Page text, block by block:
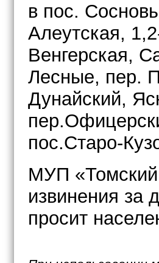
в пос.
Алеутская,
Венгерская,
Лесные, пер.
Дунайский,
пос.Старо-
МУП «Томский
извинения за
просит